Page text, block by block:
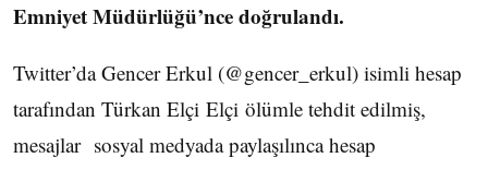
Emniyet Müdürlüğü’nce doğrulandı.
Twitter’da Gencer Erkul (@gencer_erkul) isimli hesap
tarafından Türkan Elçi Elçi ölümle tehdit edilmiş,
mesajlar sosyal medyada paylaşılınca hesap